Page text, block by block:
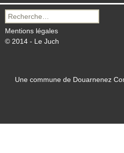
Recherche
pour :
Mentions légales
© 2014 - Le Juch
Une commune de Douarnenez